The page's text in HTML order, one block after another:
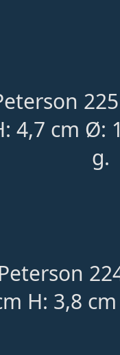
4,7 cm Ø:
g.
Peterson
H: 3,8